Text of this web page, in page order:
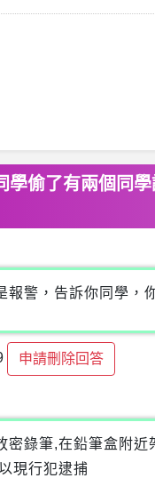
學偷了有兩個同
報警，告訴你同學，
申請刪除回答
密錄筆,在鉛筆盒附
現行犯逮捕